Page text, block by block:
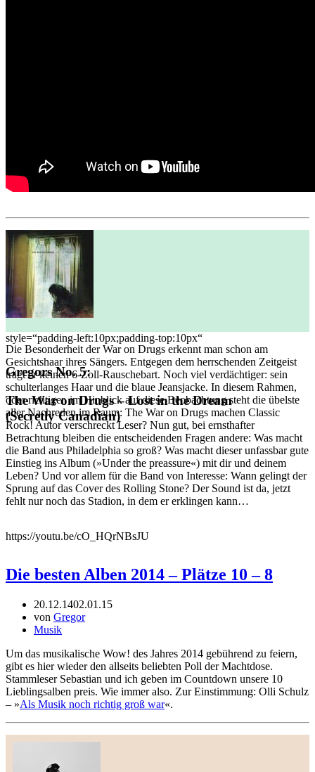
style=“padding-left:10px;padding-top:10px“
Gregors No. 5:
The War on Drugs – Lost in the Dream
(Secretly Canadian)
Die Besonderheit der War on Drugs erkennt man schon am
Gesichtshaar ihres Sängers. Entgegen dem herrschenden Zeitgeist
trägt er keinen 6-Zoll-Rauschebart. Noch viel verdächtiger: sein
schulterlanges Haar und die blaue Jeansjacke. In diesem Rahmen,
oder richtiger, im Hinblick auf diese Beobachtung steht die übelste
aller Nachreden im Raum: The War on Drugs machen Classic
Rock! Autor verschreckt Leser? Nun gut, bei ernsthafter
Betrachtung bleiben die entscheidenden Fragen andere: Was macht
die Band aus Philadelphia so groß? Was macht dieser unfassbar gute
Einstieg ins Album (»Under the preassure«) mit dir und deinem
Leben? Und vor allem für die Band von Interesse: Wann gelingt der
Sprung auf das Cover des Rolling Stone? Der Sound ist da, jetzt
fehlt nur noch das Stadion, in dem er erklingen kann…
https://youtu.be/cO_HQrNBsJU
Die besten Alben 2014 – Plätze 10 – 8
20.12.1402.01.15
von Gregor
Musik
Um das musikalische Wow! des Jahres 2014 gebührend zu feiern,
gibt es hier wieder den allseits beliebten Poll der Machtdose.
Stammleser Sebastian und ich geben im Countdown unsere 10
Lieblingsalben preis. Wie immer also. Zur Einstimmung: Olli Schulz
– »Als Musik noch richtig groß war«.